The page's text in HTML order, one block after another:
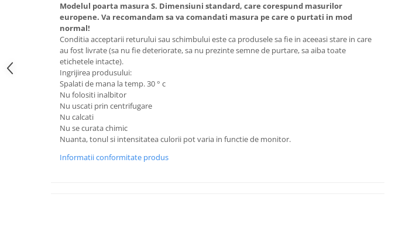
Modelul poarta masura S. Dimensiuni standard, care corespund masurilor
europene. Va recomandam sa va comandati masura pe care o purtati in mod
normal!
Conditia acceptarii returului sau schimbului este ca produsele sa fie in aceeasi stare in care
au fost livrate (sa nu fie deteriorate, sa nu prezinte semne de purtare, sa aiba toate
etichetele intacte).
Ingrijirea produsului:
Spalati de mana la temp. 30 ° c
Nu folositi inalbitor
Nu uscati prin centrifugare
Nu calcati
Nu se curata chimic
Nuanta, tonul si intensitatea culorii pot varia in functie de monitor.
Informatii conformitate produs